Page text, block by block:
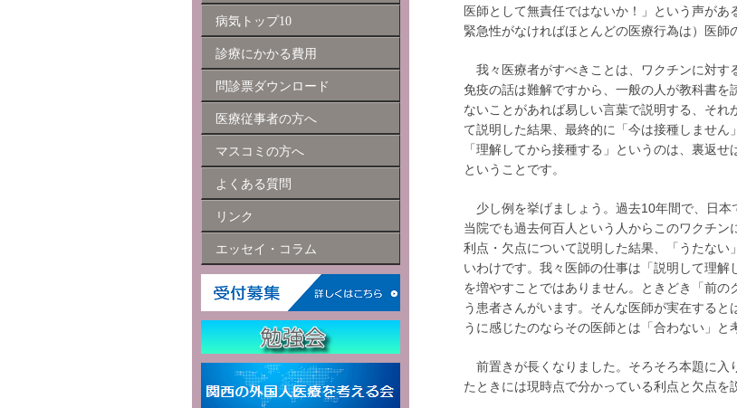
医師として無責任ではないか！」という声が
緊急性がなければほとんどの医療行為は）医師
我々医療者がすべきことは、ワクチンに対す
免疫の話は難解ですから、一般の人が教科書
ないことがあれば易しい言葉で説明する、そ
て説明した結果、最終的に「今は接種しません
「理解してから接種する」というのは、裏返
ということです。
少し例を挙げましょう。過去10年間で、日本
当院でも過去何百人という人からこのワクチ
利点・欠点について説明した結果、「うたな
いわけです。我々医師の仕事は「説明して理
を増やすことではありません。ときどき「前
う患者さんがいます。そんな医師が実在する
うに感じたのならその医師とは「合わない」と
前置きが長くなりました。そろそろ本題に入
たときには現時点で分かっている利点と欠点を
病気トップ10
診療にかかる費用
問診票ダウンロード
医療従事者の方へ
マスコミの方へ
よくある質問
リンク
エッセイ・コラム